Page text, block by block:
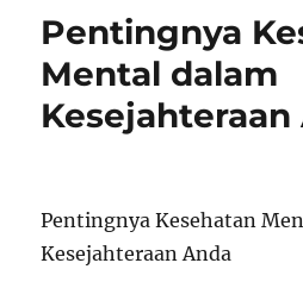
Pentingnya
Mental dalam
Kesejahteraan
Pentingnya Kesehatan
Kesejahteraan Anda